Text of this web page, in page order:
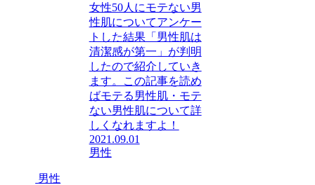
女性50人にモテない男
性肌についてアンケー
トした結果「男性肌は
清潔感が第一」が判明
したので紹介していき
ます。この記事を読め
ばモテる男性肌・モテ
ない男性肌について詳
しくなれますよ！
2021.09.01
男性
男性